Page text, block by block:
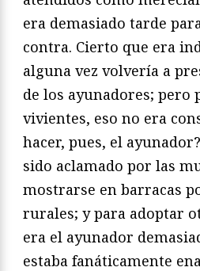
era demasiado tarde
contra. Cierto que era
alguna vez volvería a
de los ayunadores; pero
vivientes, eso no era
hacer, pues, el
sido aclamado por las
mostrarse en barracas
rurales; y para adoptar
era el ayunador
estaba fanáticamente